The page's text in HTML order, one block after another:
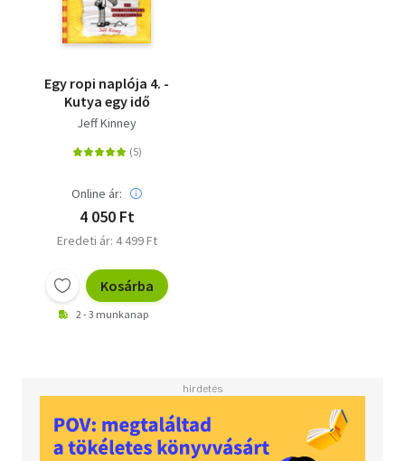
Egy ropi naplója 4. -
Kutya egy idő
Jeff Kinney
Online ár:
4 050 Ft
Eredeti ár: 4 499 Ft
Kosárba
2 - 3 munkanap